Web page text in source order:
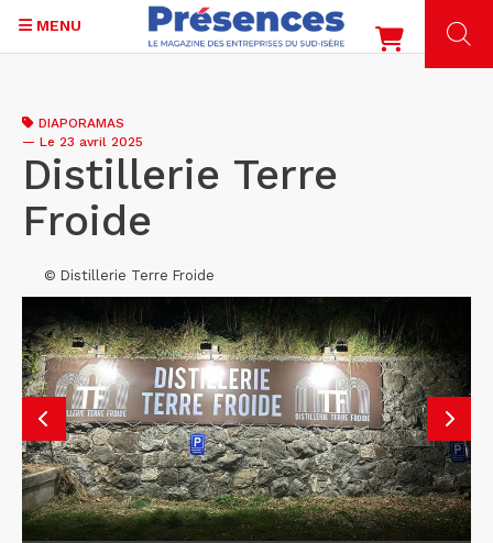
contenu
principal
MENU
DIAPORAMAS
— Le 23 avril 2025
Distillerie Terre
Froide
© Distillerie Terre Froide